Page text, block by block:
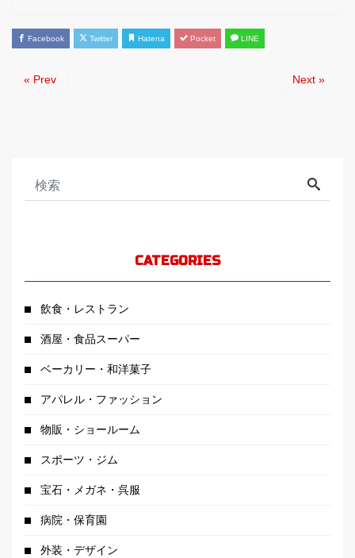
Facebook Twitter Hatena Pocket LINE
« Prev Next »
CATEGORIES
飲食・レストラン
酒屋・食品スーパー
ベーカリー・和洋菓子
アパレル・ファッション
物販・ショールーム
スポーツ・ジム
宝石・メガネ・呉服
病院・保育園
外装・デザイン